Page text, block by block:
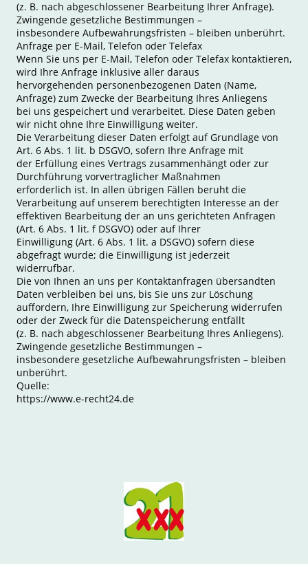
(z. B. nach abgeschlossener Bearbeitung Ihrer Anfrage).
Zwingende gesetzliche Bestimmungen –
insbesondere Aufbewahrungsfristen – bleiben unberührt.
Anfrage per E-Mail, Telefon oder Telefax
Wenn Sie uns per E-Mail, Telefon oder Telefax kontaktieren,
wird Ihre Anfrage inklusive aller daraus
hervorgehenden personenbezogenen Daten (Name,
Anfrage) zum Zwecke der Bearbeitung Ihres Anliegens
bei uns gespeichert und verarbeitet. Diese Daten geben
wir nicht ohne Ihre Einwilligung weiter.
Die Verarbeitung dieser Daten erfolgt auf Grundlage von
Art. 6 Abs. 1 lit. b DSGVO, sofern Ihre Anfrage mit
der Erfüllung eines Vertrags zusammenhängt oder zur
Durchführung vorvertraglicher Maßnahmen
erforderlich ist. In allen übrigen Fällen beruht die
Verarbeitung auf unserem berechtigten Interesse an der
effektiven Bearbeitung der an uns gerichteten Anfragen
(Art. 6 Abs. 1 lit. f DSGVO) oder auf Ihrer
Einwilligung (Art. 6 Abs. 1 lit. a DSGVO) sofern diese
abgefragt wurde; die Einwilligung ist jederzeit
widerrufbar.
Die von Ihnen an uns per Kontaktanfragen übersandten
Daten verbleiben bei uns, bis Sie uns zur Löschung
auffordern, Ihre Einwilligung zur Speicherung widerrufen
oder der Zweck für die Datenspeicherung entfällt
(z. B. nach abgeschlossener Bearbeitung Ihres Anliegens).
Zwingende gesetzliche Bestimmungen –
insbesondere gesetzliche Aufbewahrungsfristen – bleiben
unberührt.
Quelle:
https://www.e-recht24.de